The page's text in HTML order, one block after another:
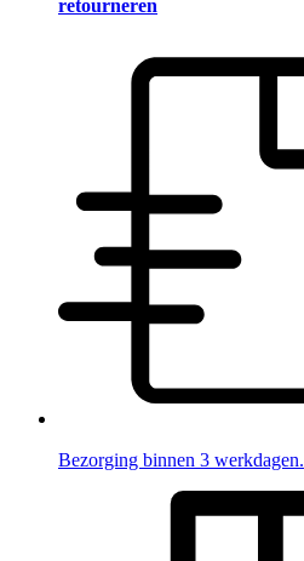
retourneren
Bezorging binnen 3 werkdagen.